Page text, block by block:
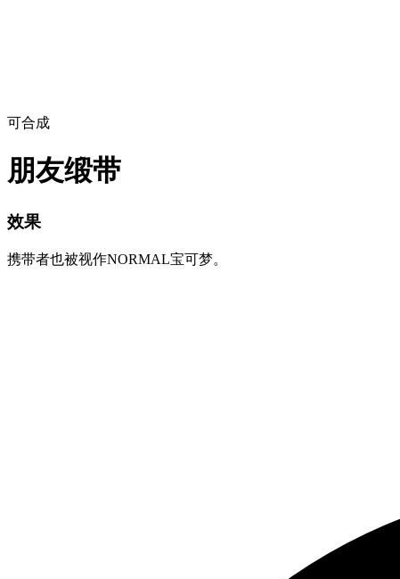
可合成
朋友缎带
效果
携带者也被视作NORMAL宝可梦。